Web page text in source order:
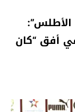
أفق “كان